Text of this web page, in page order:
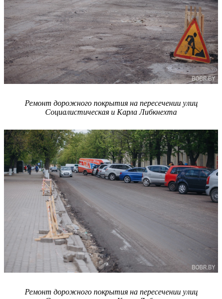
Ремонт дорожного покрытия на пересечении улиц
Социалистическая и Карла Либкнехта
Ремонт дорожного покрытия на пересечении улиц